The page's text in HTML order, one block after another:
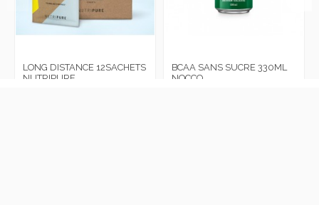
LONG DISTANCE 12SACHETS
NUTRIPURE
BCAA SANS SUCRE 330ML
NOCCO